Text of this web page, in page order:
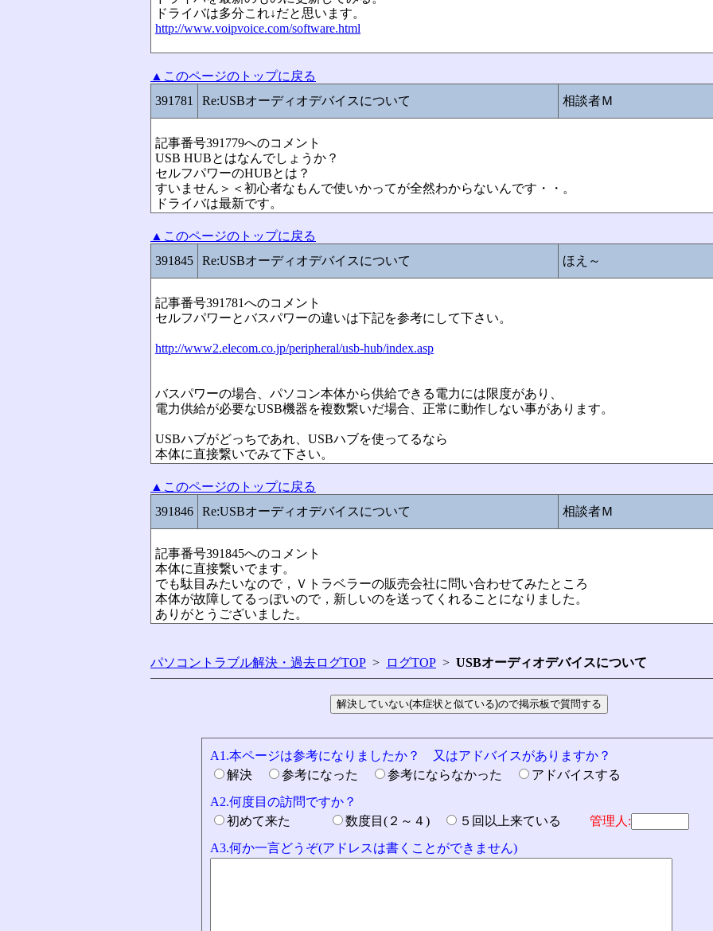
ドライバは多分これ↓だと思います。
http://www.voipvoice.com/software.html
▲このページのトップに戻る
391781
Re:USBオーディオデバイスについて 相談者Ｍ
記事番号391779へのコメント
USB HUBとはなんでしょうか？
セルフパワーのHUBとは？
すいません＞＜初心者なもんで使いかってが全然わからないんです・・。
ドライバは最新です。
▲このページのトップに戻る
391845
Re:USBオーディオデバイスについて ほえ～
記事番号391781へのコメント
セルフパワーとバスパワーの違いは下記を参考にして下さい。
http://www2.elecom.co.jp/peripheral/usb-hub/index.asp
バスパワーの場合、パソコン本体から供給できる電力には限度があり、
電力供給が必要なUSB機器を複数繋いだ場合、正常に動作しない事があります。
USBハブがどっちであれ、USBハブを使ってるなら
本体に直接繋いでみて下さい。
▲このページのトップに戻る
391846
Re:USBオーディオデバイスについて 相談者Ｍ
記事番号391845へのコメント
本体に直接繋いでます。
でも駄目みたいなので，Ｖトラベラーの販売会社に問い合わせてみたところ
本体が故障してるっぽいので，新しいのを送ってくれることになりました。
ありがとうございました。
パソコントラブル解決・過去ログTOP > ログTOP > USBオーディオデバイスについて
A1.本ページは参考になりましたか？ 又はアドバイスがありますか？
解決
参考になった 参考にならなかった
アドバイスする
A2.何度目の訪問ですか？
初めて来た
数度目(２～４) ５回以上来ている 管理人:
A3.何か一言どうぞ(アドレスは書くことができません)